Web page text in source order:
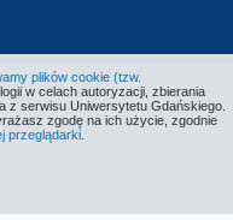
plików cookie (tzw.
w celach autoryzacji, zbierania
z serwisu Uniwersytetu Gdańskiego.
zgodę na ich użycie, zgodnie
przeglądarki